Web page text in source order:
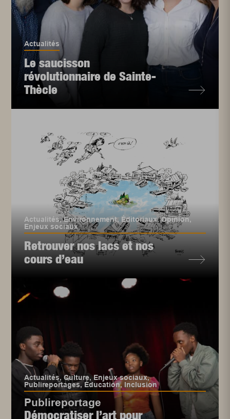
Actualités
Le saucisson
révolutionnaire de Sainte-
Thècle
Actualités,Environnement, Éditoriaux,Opinion,
Enjeux sociaux
Retrouver nos lacs et nos
cours d’eau
Actualités,Culture,Enjeux sociaux,
Publireportages,Éducation, Inclusion
Publireportage
Démocratiser l’art pour